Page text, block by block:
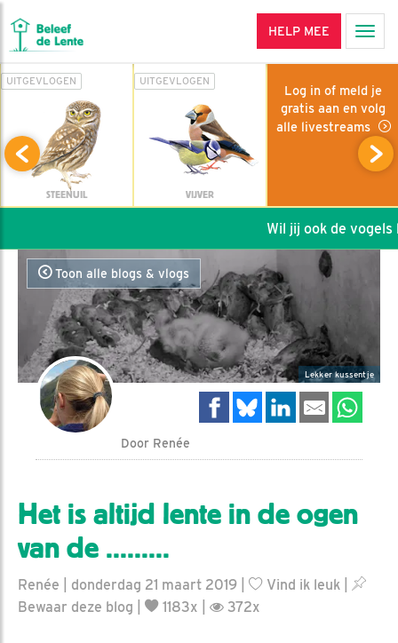
HELP MEE
UITGEVLOGEN
STEENUIL
UITGEVLOGEN
VIJVER
Log in of meld je
gratis aan en volg
alle livestreams
Wil jij ook de vogels
Toon alle blogs & vlogs
Lekker kussentje
Door Renée
Het is altijd lente in de ogen
van de .........
Renée | donderdag 21 maart 2019 | Vind ik leuk
Bewaar deze blog
1183x | 372x